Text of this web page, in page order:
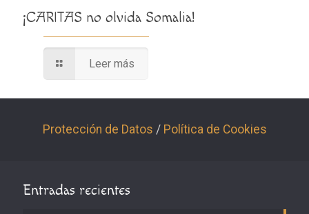
¡CARITAS no olvida Somalia!
Leer más
Protección de Datos / Política de Cookies
Entradas recientes